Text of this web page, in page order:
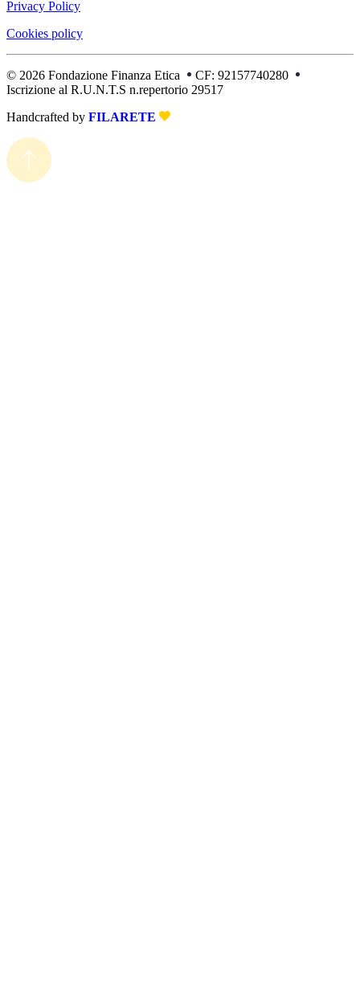
Privacy Policy
Cookies policy
© 2026 Fondazione Finanza Etica
CF: 92157740280
Iscrizione al R.U.N.T.S n.repertorio 29517
Handcrafted by FILARETE